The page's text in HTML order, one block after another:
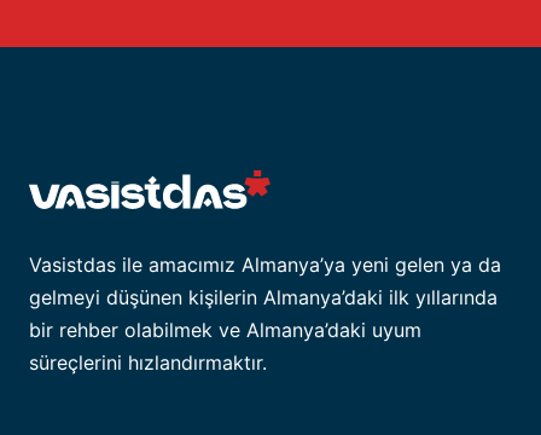
Vasistdas ile amacımız Almanya’ya yeni gelen ya da
gelmeyi düşünen kişilerin Almanya’daki ilk yıllarında
bir rehber olabilmek ve Almanya’daki uyum
süreçlerini hızlandırmaktır.